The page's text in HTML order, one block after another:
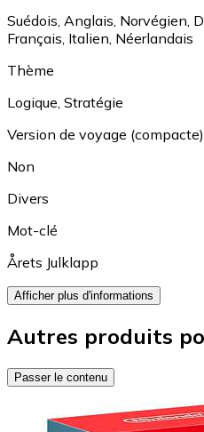
Suédois, Anglais, Norvégien,
Français, Italien, Néerlandais
Thème
Logique, Stratégie
Version de voyage (compacte)
Non
Divers
Mot-clé
Årets Julklapp
Afficher plus d'informations
Autres produits
Passer le contenu